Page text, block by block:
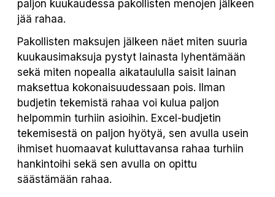
paljon kuukaudessa pakollisten menojen jälkeen
jää rahaa.
Pakollisten maksujen jälkeen näet miten suuria
kuukausimaksuja pystyt lainasta lyhentämään
sekä miten nopealla aikataululla saisit lainan
maksettua kokonaisuudessaan pois. Ilman
budjetin tekemistä rahaa voi kulua paljon
helpommin turhiin asioihin. Excel-budjetin
tekemisestä on paljon hyötyä, sen avulla usein
ihmiset huomaavat kuluttavansa rahaa turhiin
hankintoihi sekä sen avulla on opittu
säästämään rahaa.